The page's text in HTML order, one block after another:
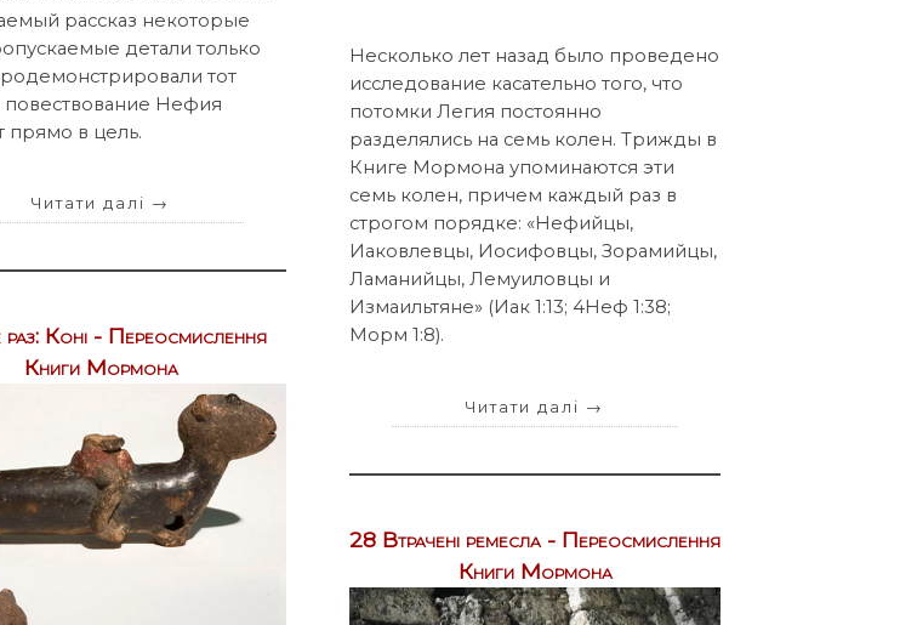
рассказ некоторые
детали только
тот
повествование Нефия
прямо в цель.
Читати далі →
Несколько лет назад было проведено
исследование касательно того, что
потомки Легия постоянно
разделялись на семь колен. Трижды в
Книге Мормона упоминаются эти
семь колен, причем каждый раз в
строгом порядке: «Нефийцы,
Иаковлевцы, Иосифовцы, Зорамийцы,
Ламанийцы, Лемуиловцы и
Измаильтяне» (Иак 1:13; 4Неф 1:38;
Морм 1:8).
Читати далі →
Коні - Переосмислення
Книги Мормона
28 Втрачені ремесла - Переосмислення
Книги Мормона